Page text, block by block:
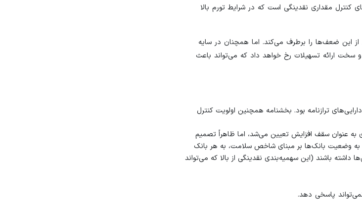
کنترل مقداری نقدینگی است که در شرایط تورم بالا
این ضعف‌ها را برطرف می‌کند. اما همچنان در سایه
سخت‌ ارائه تسهیلات رخ خواهد داد که می‌تواند باعث
ترازنامه بود. بخشنامه همچنین اولویت کنترل
از متوسط رشد ماهیانه به مبلغ مجاز ماهیانه؛ پیش‌تر رشد ۲ تا ۲.۵ درصدی به عنوان سقف افزایش تعیین می‌شد، اما ظاهراً تصمیم
به وضعیت بانک‌ها بر مبنای شاخص سلامت، به هر بانک
باشند (این سهمیه‌بندی نقدینگی از بالا که می‌تواند
پاسخی دهد.